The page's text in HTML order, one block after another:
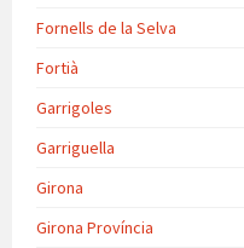
Fornells de la Selva
Fortià
Garrigoles
Garriguella
Girona
Girona Província